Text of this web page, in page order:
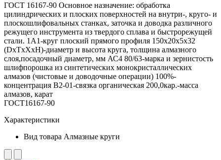
ГОСТ 16167-90 Основное назначение: обработка
цилиндрических и плоских поверхностей на внутри-, круго- и
плоскошлифовальных станках, заточка и доводка различного
режущего инструмента из твердого сплава и быстрорежущей
стали. 1А1-круг плоский прямого профиля 150х20х5х32
(DxTxXxH)-диаметр и высота круга, толщина алмазного
слоя,посадочный диаметр, мм АС4 80/63-марка и зернистость
шлифпорошка из синтетических монокристаллических
алмазов (чистовые и доводочные операции) 100%-
концентрация В2-01-связка органическая 200,0кар.-масса
алмазов, карат
ГОСТ16167-90
Характеристики
Вид товара Алмазные круги